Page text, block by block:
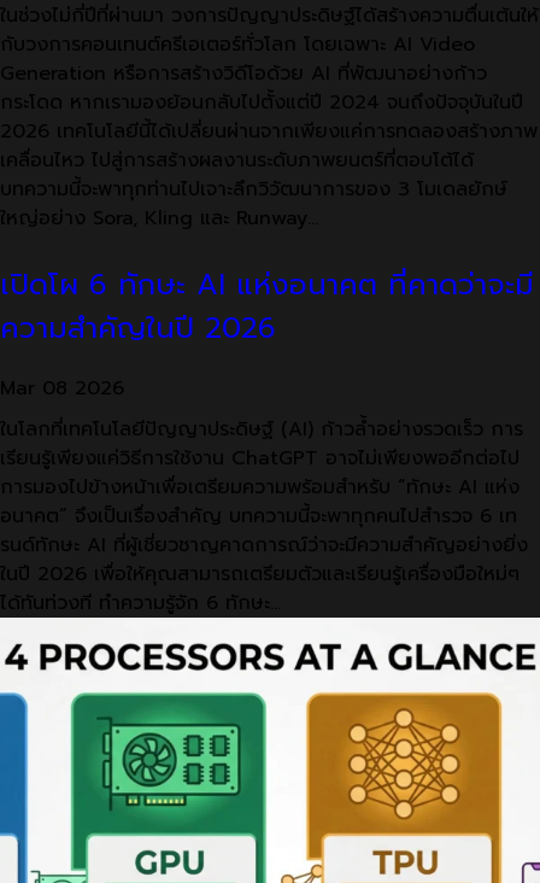
ในช่วงไม่กี่ปีที่ผ่านมา วงการปัญญาประดิษฐ์ได้สร้างความตื่นเต้นให้
กับวงการคอนเทนต์ครีเอเตอร์ทั่วโลก โดยเฉพาะ AI Video
Generation หรือการสร้างวิดีโอด้วย AI ที่พัฒนาอย่างก้าว
กระโดด หากเรามองย้อนกลับไปตั้งแต่ปี 2024 จนถึงปัจจุบันในปี
2026 เทคโนโลยีนี้ได้เปลี่ยนผ่านจากเพียงแค่การทดลองสร้างภาพ
เคลื่อนไหว ไปสู่การสร้างผลงานระดับภาพยนตร์ที่ตอบโต้ได้
บทความนี้จะพาทุกท่านไปเจาะลึกวิวัฒนาการของ 3 โมเดลยักษ์
ใหญ่อย่าง Sora, Kling และ Runway…
เปิดโผ 6 ทักษะ AI แห่งอนาคต ที่คาดว่าจะมี
ความสำคัญในปี 2026
Mar 08 2026
ในโลกที่เทคโนโลยีปัญญาประดิษฐ์ (AI) ก้าวล้ำอย่างรวดเร็ว การ
เรียนรู้เพียงแค่วิธีการใช้งาน ChatGPT อาจไม่เพียงพออีกต่อไป
การมองไปข้างหน้าเพื่อเตรียมความพร้อมสำหรับ “ทักษะ AI แห่ง
อนาคต” จึงเป็นเรื่องสำคัญ บทความนี้จะพาทุกคนไปสำรวจ 6 เท
รนด์ทักษะ AI ที่ผู้เชี่ยวชาญคาดการณ์ว่าจะมีความสำคัญอย่างยิ่ง
ในปี 2026 เพื่อให้คุณสามารถเตรียมตัวและเรียนรู้เครื่องมือใหม่ๆ
ได้ทันท่วงที ทำความรู้จัก 6 ทักษะ…